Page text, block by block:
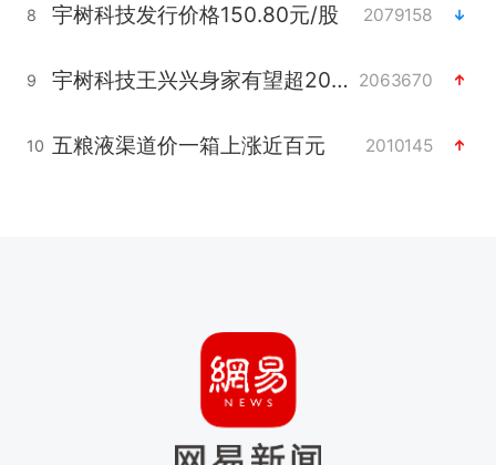
8 宇树科技发行价格150.80元/股 2079158
9 宇树科技王兴兴身家有望超200亿元 2063670
10 五粮液渠道价一箱上涨近百元 2010145